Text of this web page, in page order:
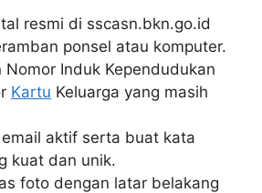
resmi di sscasn.bkn.go.id
ponsel atau komputer.
Nomor Induk Kependudukan
Kartu Keluarga yang masih
aktif serta buat kata
kuat dan unik.
foto dengan latar belakang